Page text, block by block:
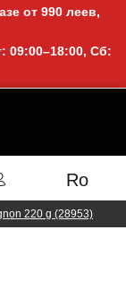
от 990 леев,
09:00–18:00, Сб:
Ro
220 g (28953)